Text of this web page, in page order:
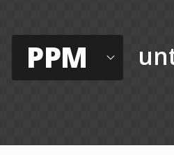
PPM